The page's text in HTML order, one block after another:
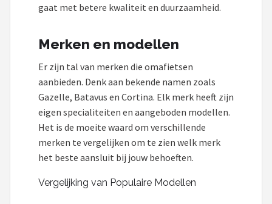
gaat met betere kwaliteit en duurzaamheid.
Merken en modellen
Er zijn tal van merken die omafietsen
aanbieden. Denk aan bekende namen zoals
Gazelle, Batavus en Cortina. Elk merk heeft zijn
eigen specialiteiten en aangeboden modellen.
Het is de moeite waard om verschillende
merken te vergelijken om te zien welk merk
het beste aansluit bij jouw behoeften.
Vergelijking van Populaire Modellen